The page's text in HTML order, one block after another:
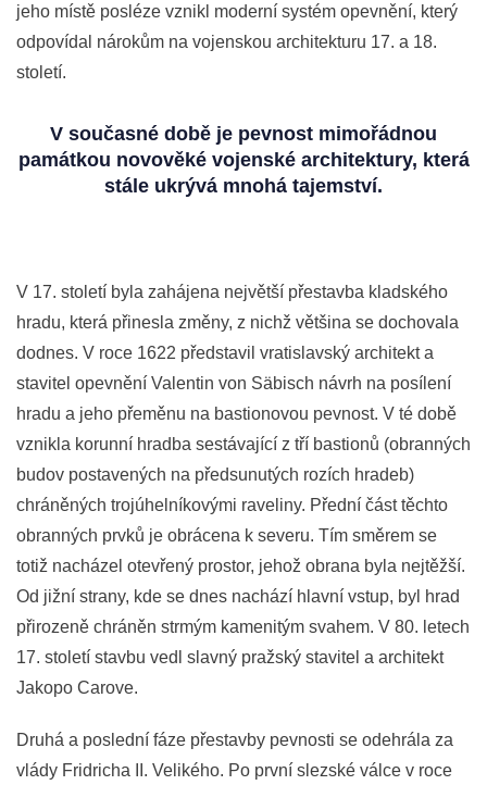
jeho místě posléze vznikl moderní systém opevnění, který
odpovídal nárokům na vojenskou architekturu 17. a 18.
století.
V současné době je pevnost mimořádnou
památkou novověké vojenské architektury, která
stále ukrývá mnohá tajemství.
V 17. století byla zahájena největší přestavba kladského
hradu, která přinesla změny, z nichž většina se dochovala
dodnes. V roce 1622 představil vratislavský architekt a
stavitel opevnění Valentin von Säbisch návrh na posílení
hradu a jeho přeměnu na bastionovou pevnost. V té době
vznikla korunní hradba sestávající z tří bastionů (obranných
budov postavených na předsunutých rozích hradeb)
chráněných trojúhelníkovými raveliny. Přední část těchto
obranných prvků je obrácena k severu. Tím směrem se
totiž nacházel otevřený prostor, jehož obrana byla nejtěžší.
Od jižní strany, kde se dnes nachází hlavní vstup, byl hrad
přirozeně chráněn strmým kamenitým svahem. V 80. letech
17. století stavbu vedl slavný pražský stavitel a architekt
Jakopo Carove.
Druhá a poslední fáze přestavby pevnosti se odehrála za
vlády Fridricha II. Velikého. Po první slezské válce v roce